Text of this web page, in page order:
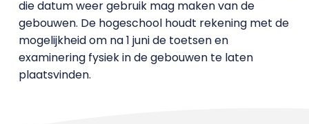
die datum weer gebruik mag maken van de
gebouwen. De hogeschool houdt rekening met de
mogelijkheid om na 1 juni de toetsen en
examinering fysiek in de gebouwen te laten
plaatsvinden.